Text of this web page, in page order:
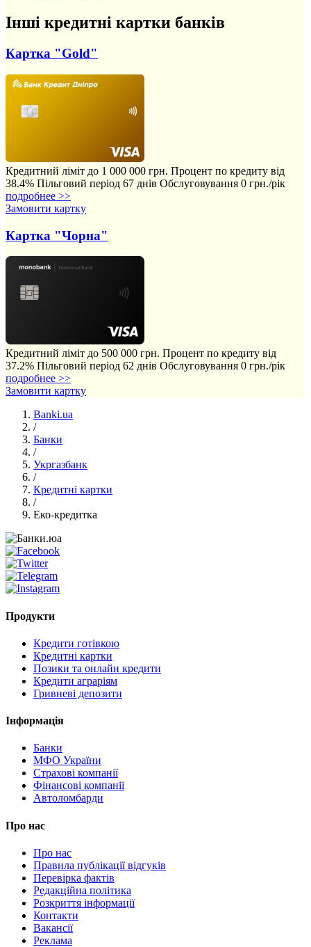
Інші кредитні картки банків
Картка "Gold"
Кредитний ліміт до 1 000 000 грн. Процент по кредиту від
38.4% Пільговий період 67 днів Обслуговування 0 грн./рік
подробнее >>
Замовити картку
Картка "Чорна"
Кредитний ліміт до 500 000 грн. Процент по кредиту від
37.2% Пільговий період 62 днів Обслуговування 0 грн./рік
подробнее >>
Замовити картку
Banki.ua
/
Банки
/
Укргазбанк
/
Кредитні картки
/
Еко-кредитка
Продукти
Кредити готівкою
Кредитні картки
Позики та онлайн кредити
Кредити аграріям
Гривневі депозити
Інформація
Банки
МФО України
Страхові компанії
Фінансові компанії
Автоломбарди
Про нас
Про нас
Правила публікації відгуків
Перевірка фактів
Редакційна політика
Розкриття інформації
Контакти
Вакансії
Реклама